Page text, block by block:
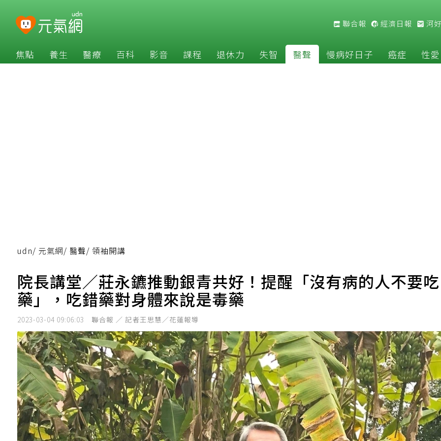
聯合報 經濟日報 河
焦點 養生 醫療 百科 影音 課程 退休力 失智 醫聲 慢病好日子 癌症 性愛
udn/ 元氣網/ 醫聲/ 領袖開講
院長講堂／莊永鑣推動銀青共好！提醒「沒有病的人不要
藥」，吃錯藥對身體來說是毒藥
2023-03-04 09:06:03 聯合報 ／ 記者王思慧／花蓮報導